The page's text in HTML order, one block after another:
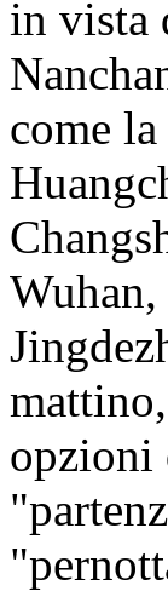
in vista
come
opzioni